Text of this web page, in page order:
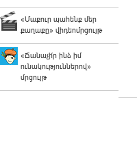
«Մաքուր պահենք մեր
քաղաքը» վիդեոմրցույթ
«Ճանաչի՛ր ինձ իմ
ունակություններով»
մրցույթ